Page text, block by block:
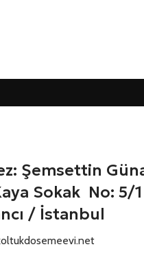
Şemsettin
Sokak No: 5/1
/ İstanbul